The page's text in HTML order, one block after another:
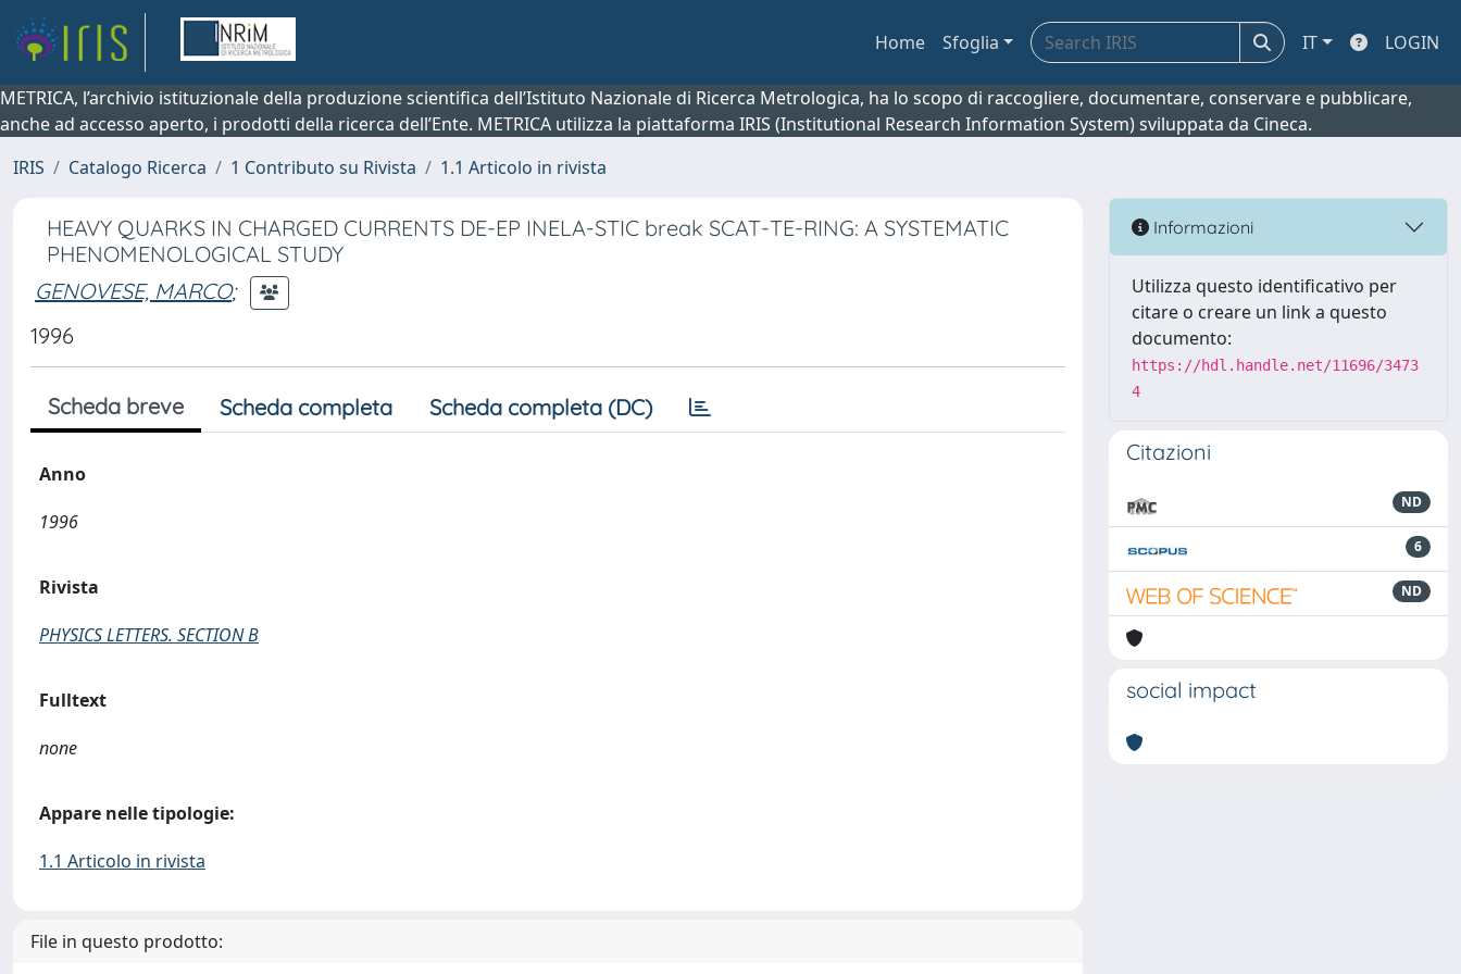
Home Sfoglia IT LOGIN
METRICA, l’archivio istituzionale della produzione scientifica dell’Istituto Nazionale di Ricerca Metrologica, ha lo scopo di raccogliere, documentare, conservare e pubblicare,
anche ad accesso aperto, i prodotti della ricerca dell’Ente. METRICA utilizza la piattaforma IRIS (Institutional Research Information System) sviluppata da Cineca.
IRIS
Catalogo Ricerca 1 Contributo su Rivista 1.1 Articolo in rivista
HEAVY QUARKS IN CHARGED CURRENTS DE-EP INELA-STIC break SCAT-TE-RING: A SYSTEMATIC
PHENOMENOLOGICAL STUDY
GENOVESE, MARCO;
1996
Scheda breve Scheda completa Scheda completa (DC)
Anno
1996
Rivista
PHYSICS LETTERS. SECTION B
Fulltext
none
Appare nelle tipologie:
1.1 Articolo in rivista
File in questo prodotto:
Informazioni
Utilizza questo identificativo per
citare o creare un link a questo
documento:
https://hdl.handle.net/11696/3473
4
Citazioni
ND
6
ND
social impact